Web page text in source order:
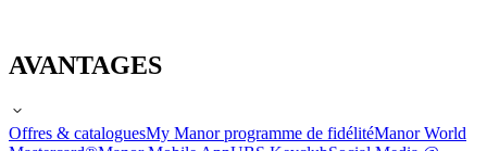
AVANTAGES
Offres & cataloguesMy Manor programme de fidélitéManor World